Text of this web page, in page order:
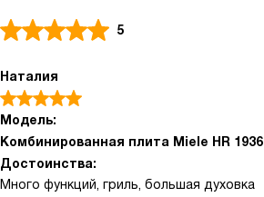
5
Наталия
Модель:
Комбинированная плита Miele HR 1936
Достоинства:
Много функций, гриль, большая духовка